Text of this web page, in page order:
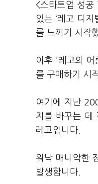
<스타트업 성
있는 ‘레고 디
를 느끼기 시작
이후 '레고의
를 구매하기 시
여기에 지난
지를 바꾸는 데
레고입니다.
워낙 매니악한
발생합니다.